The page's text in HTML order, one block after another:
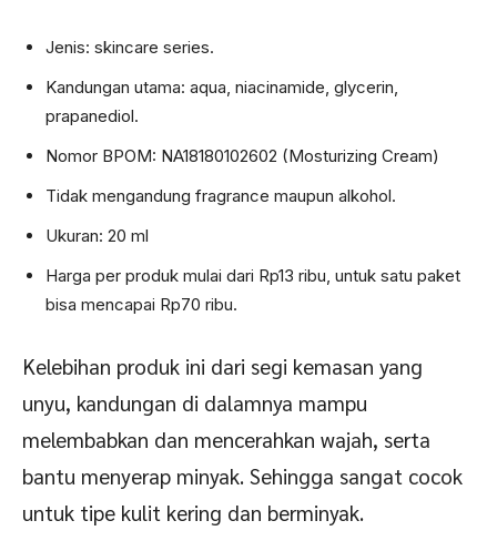
Jenis: skincare series.
Kandungan utama: aqua, niacinamide, glycerin,
prapanediol.
Nomor BPOM: NA18180102602 (Mosturizing Cream)
Tidak mengandung fragrance maupun alkohol.
Ukuran: 20 ml
Harga per produk mulai dari Rp13 ribu, untuk satu paket
bisa mencapai Rp70 ribu.
Kelebihan produk ini dari segi kemasan yang
unyu, kandungan di dalamnya mampu
melembabkan dan mencerahkan wajah, serta
bantu menyerap minyak. Sehingga sangat cocok
untuk tipe kulit kering dan berminyak.